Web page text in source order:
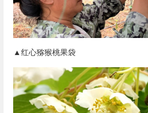
▲红心猕猴桃果袋